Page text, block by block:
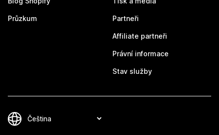
Průzkum Partneři
Affiliate partneři
Právní informace
Stav služby